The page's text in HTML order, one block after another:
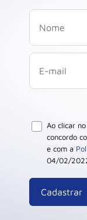
Ao clicar
concordo
e com a
04/02/